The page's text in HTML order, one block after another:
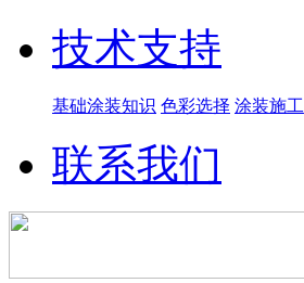
技术支持
基础涂装知识 色彩选择 涂装施工
联系我们